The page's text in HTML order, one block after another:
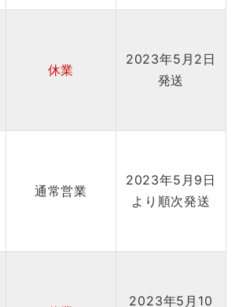
休業
2023年5月2日
発送
通常営業
2023年5月9日
より順次発送
2023年5月10